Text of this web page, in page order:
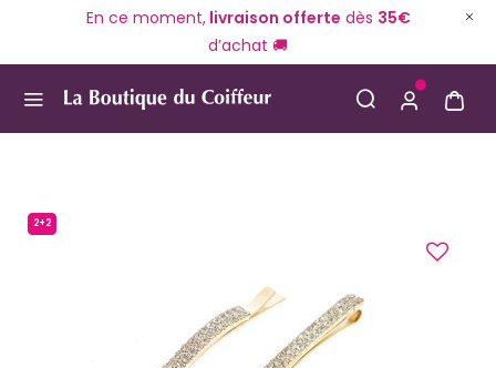
En ce moment,livraison offerte dès 35€
d’achat 🚚
2+2